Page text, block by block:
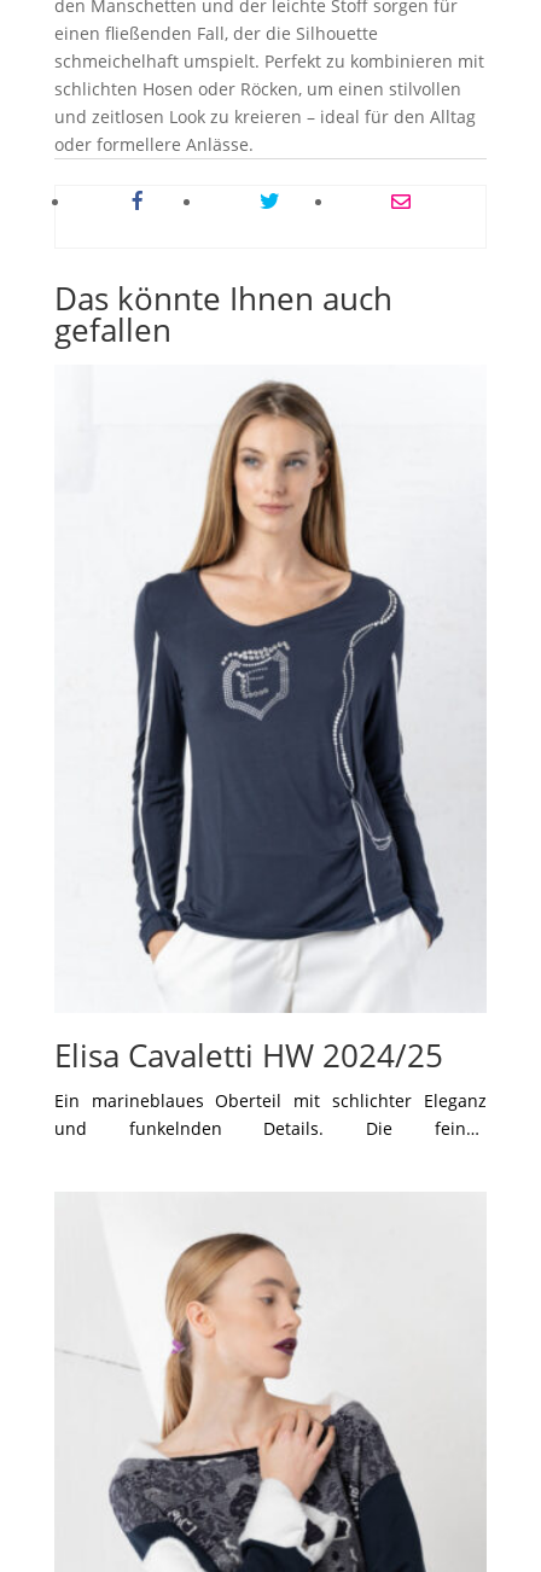
den Manschetten und der leichte Stoff sorgen für
einen fließenden Fall, der die Silhouette
schmeichelhaft umspielt. Perfekt zu kombinieren mit
schlichten Hosen oder Röcken, um einen stilvollen
und zeitlosen Look zu kreieren – ideal für den Alltag
oder formellere Anlässe.
Das könnte Ihnen auch
gefallen
Elisa Cavaletti HW 2024/25
Ein marineblaues Oberteil mit schlichter Eleganz
und funkelnden Details. Die feinen
modernen Kontrast sorgen. Der lockere Schnitt und
der elegante Rundhalsausschnitt machen dieses
Stück vielseitig kombinierbar, sei es mit weißen
Hosen für einen frischen Look oder mit dunklen
Tönen für ein edles Ensemble. Perfekt für
mühelosen Stil im Alltag oder bei besonderen